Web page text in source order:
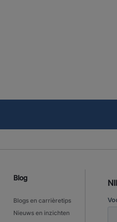
Blog
Blogs en carrièretips
Nieuws en inzichten